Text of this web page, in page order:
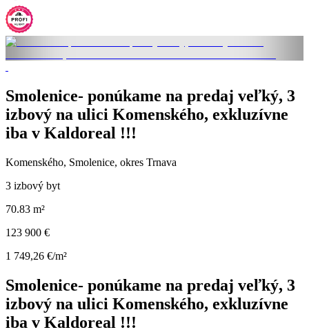
Smolenice- ponúkame na predaj veľký, 3
izbový na ulici Komenského, exkluzívne
iba v Kaldoreal !!!
Komenského, Smolenice, okres Trnava
3 izbový byt
70.83 m²
123 900 €
1 749,26 €/m²
Smolenice- ponúkame na predaj veľký, 3
izbový na ulici Komenského, exkluzívne
iba v Kaldoreal !!!